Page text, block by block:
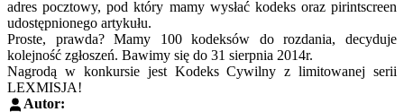
adres pocztowy, pod który mamy wysłać kodeks oraz pirintscreen
udostępnionego artykułu.
Proste, prawda? Mamy 100 kodeksów do rozdania, decyduje
kolejność zgłoszeń. Bawimy się do 31 sierpnia 2014r.
Nagrodą w konkursie jest Kodeks Cywilny z limitowanej serii
LEXMISJA!
Autor: